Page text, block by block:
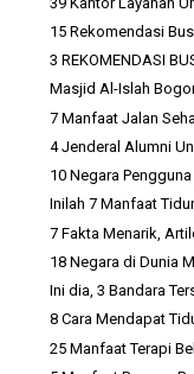
15 Rekomendasi
3 REKOMENDASI
Masjid Al-Islah
7 Manfaat Jalan
4 Jenderal Alumni
10 Negara
Inilah 7 Manfaat
7 Fakta Menarik,
18 Negara di Dunia
Ini dia, 3 Bandara
8 Cara Mendapat
25 Manfaat Terapi